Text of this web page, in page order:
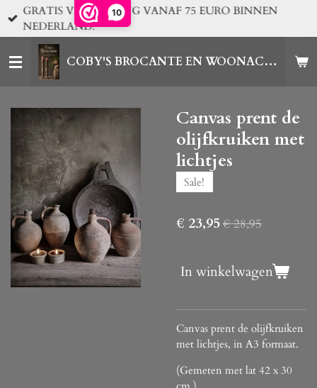
10
Ga
direct
de
hoofdinhoud
COBY'S BROCANTE EN WOONACCESSOIRES
GRATIS VERZENDING VANAF 75 EURO BINNEN
NEDERLAND!
Canvas prent de
olijfkruiken met
lichtjes
Sale!
€ 23,95€ 28,95
In winkelwagen
Canvas prent de olijfkruiken
met lichtjes, in A3 formaat.
(Gemeten met lat 42 x 30